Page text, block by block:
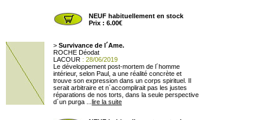
NEUF habituellement en stock
Prix : 6.00€
> Survivance de l´Ame.
ROCHE Déodat
LACOUR : 28/06/2019
Le développement post-mortem de l´homme
intérieur, selon Paul, a une réalité concrète et
trouve son expression dans un corps spirituel. Il
serait arbitraire et n´accomplirait pas les justes
réparations de nos torts, dans la seule perspective
d´un purga ... lire la suite